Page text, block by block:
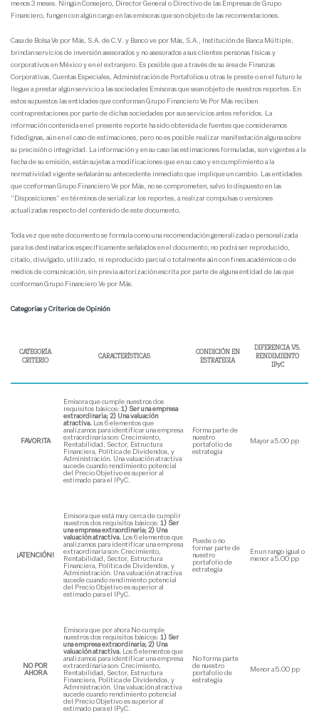
menos 3 meses. Ningún Consejero, Director General o Directivo de las Empresas de Grupo
Financiero, fungen con algún cargo en las emisoras que son objeto de las recomendaciones.
Casa de Bolsa Ve por Más, S.A. de C.V. y Banco ve por Más, S.A., Institución de Banca Múltiple,
brindan servicios de inversión asesorados y no asesorados a sus clientes personas físicas y
corporativos en México y en el extranjero. Es posible que a través de su área de Finanzas
Corporativas, Cuentas Especiales, Administración de Portafolios u otras le preste o en el futuro le
llegue a prestar algún servicio a las sociedades Emisoras que sean objeto de nuestros reportes. En
estos supuestos las entidades que conforman Grupo Financiero Ve Por Más reciben
contraprestaciones por parte de dichas sociedades por sus servicios antes referidos. La
información contenida en el presente reporte ha sido obtenida de fuentes que consideramos
fidedignas, aún en el caso de estimaciones, pero no es posible realizar manifestación alguna sobre
su precisión o integridad. La información y en su caso las estimaciones formuladas, son vigentes a la
fecha de su emisión, están sujetas a modificaciones que en su caso y en cumplimiento a la
normatividad vigente señalarán su antecedente inmediato que implique un cambio. Las entidades
que conforman Grupo Financiero Ve por Más, no se comprometen, salvo lo dispuesto en las
“Disposiciones” en términos de serializar los reportes, a realizar compulsas o versiones
actualizadas respecto del contenido de este documento.
Toda vez que este documento se formula como una recomendación generalizada o personalizada
para los destinatarios específicamente señalados en el documento, no podrá ser reproducido,
citado, divulgado, utilizado, ni reproducido parcial o totalmente aún con fines académicos o de
medios de comunicación, sin previa autorización escrita por parte de alguna entidad de las que
conforman Grupo Financiero Ve por Más.
Categorías y Criterios de Opinión
CATEGORÍA
CRITERIO
CARACTERÍSTICAS
CONDICIÓN EN
ESTRATEGIA
DIFERENCIA VS.
RENDIMIENTO
IPyC
FAVORITA
Emisora que cumple nuestros dos
requisitos básicos: 1) Ser una empresa
extraordinaria; 2) Una valuación
atractiva. Los 6 elementos que
analizamos para identificar una empresa
extraordinaria son: Crecimiento,
Rentabilidad, Sector, Estructura
Financiera, Política de Dividendos, y
Administración. Una valuación atractiva
sucede cuando rendimiento potencial
del Precio Objetivo es superior al
estimado para el IPyC.
Forma parte de
nuestro
portafolio de
estrategia
Mayor a 5.00 pp
¡ATENCIÓN!
Emisora que está muy cerca de cumplir
nuestros dos requisitos básicos: 1) Ser
una empresa extraordinaria; 2) Una
valuación atractiva. Los 6 elementos que
analizamos para identificar una empresa
extraordinaria son: Crecimiento,
Rentabilidad, Sector, Estructura
Financiera, Política de Dividendos, y
Administración. Una valuación atractiva
sucede cuando rendimiento potencial
del Precio Objetivo es superior al
estimado para el IPyC.
Puede o no
formar parte de
nuestro
portafolio de
estrategia
En un rango igual o
menor a 5.00 pp
NO POR
AHORA
Emisora que por ahora No cumple
nuestros dos requisitos básicos: 1) Ser
una empresa extraordinaria; 2) Una
valuación atractiva. Los 6 elementos que
analizamos para identificar una empresa
extraordinaria son: Crecimiento,
Rentabilidad, Sector, Estructura
Financiera, Política de Dividendos, y
Administración. Una valuación atractiva
sucede cuando rendimiento potencial
del Precio Objetivo es superior al
estimado para el IPyC.
No forma parte
de nuestro
portafolio de
estrategia
Menor a 5.00 pp